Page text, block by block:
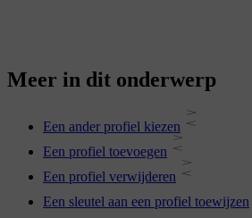
Meer in dit onderwerp
Een ander profiel kiezen
Een profiel toevoegen
Een profiel verwijderen
Een sleutel aan een profiel toewijzen